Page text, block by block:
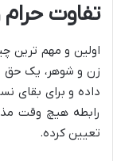
تفاوت حرام
اولین و مهم ترین
زن و شوهر، یک حق
داده و برای بقای
رابطه هیچ وقت
تعیین کرده.